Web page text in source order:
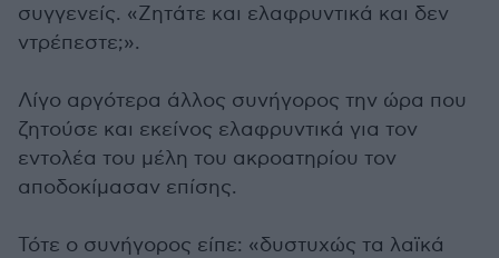
συγγενείς. «Ζητάτε και ελαφρυντικά και δεν
ντρέπεστε;».
Λίγο αργότερα άλλος συνήγορος την ώρα που
ζητούσε και εκείνος ελαφρυντικά για τον
εντολέα του μέλη του ακροατηρίου τον
αποδοκίμασαν επίσης.
Τότε ο συνήγορος είπε: «δυστυχώς τα λαϊκά